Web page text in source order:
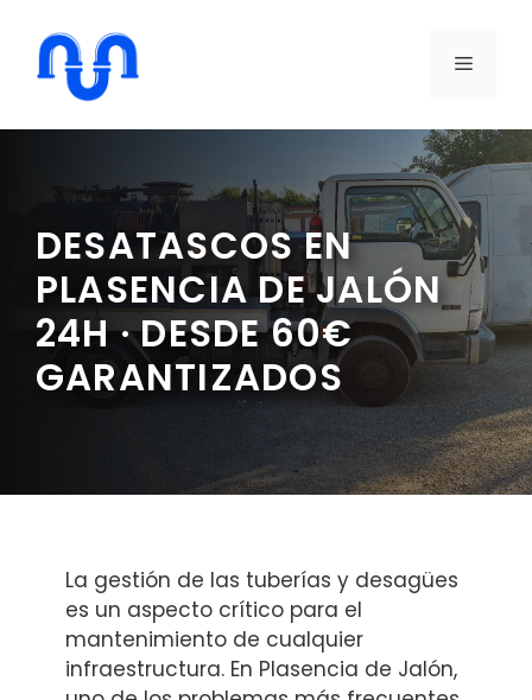
contenido
MENÚ
DESATASCOS EN
PLASENCIA DE JALÓN
24H · DESDE 60€
GARANTIZADOS
La gestión de las tuberías y desagües
es un aspecto crítico para el
mantenimiento de cualquier
infraestructura. En Plasencia de Jalón,